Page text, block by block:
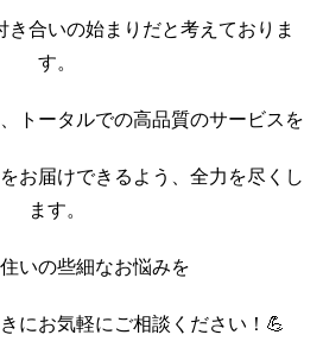
き合いの始まりだと考えておりま
す。
トータルでの高品質のサービスを
お届けできるよう、全力を尽くし
ます。
いの些細なお悩みを
にお気軽にご相談ください！💪